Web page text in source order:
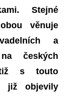
Stejné
věnuje
a
českých
s touto
již objevily